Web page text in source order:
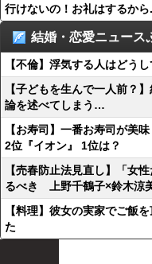
行けないの！お礼はするから
結婚・恋愛ニュース
【不倫】浮気する人はどう
【子どもを生んで一人前？
論を述べてしまう…
【お寿司】一番お寿司が美
2位『イオン』 1位は？
【売春防止法見直し】「女
るべき 上野千鶴子×鈴木涼
【料理】彼女の実家でご飯
た